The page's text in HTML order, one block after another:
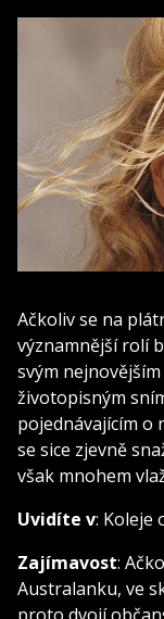
Ačkoliv se na
významnější rolí
svým
životopisným
pojednávajícím o
se sice zjevně
však mnohem
Uvidíte v: Koleje
Zajímavost:
Australanku, ve
proto dvojí